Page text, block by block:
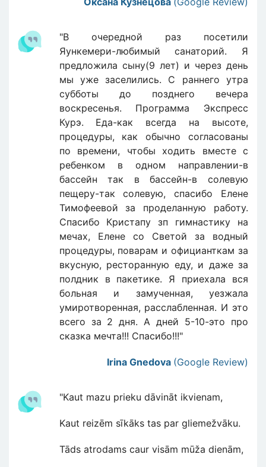
"В очередной раз посетили
Яункемери-любимый санаторий. Я
предложила сыну(9 лет) и через день
мы уже заселились. С раннего утра
субботы до позднего вечера
воскресенья. Программа Экспресс
Курэ. Еда-как всегда на высоте,
процедуры, как обычно согласованы
по времени, чтобы ходить вместе с
ребенком в одном направлении-в
бассейн так в бассейн-в солевую
пещеру-так солевую, спасибо Елене
Тимофеевой за проделанную работу.
Спасибо Кристапу зп гимнастику на
мечах, Елене со Светой за водный
процедуры, поварам и официанткам за
вкусную, ресторанную еду, и даже за
полдник в пакетике. Я приехала вся
больная и замученная, уезжала
умиротворенная, расслабленная. И это
всего за 2 дня. А дней 5-10-это про
сказка мечта!!! Спасибо!!!"
Irina Gnedova (Google Review)
"Kaut mazu prieku dāvināt ikvienam,
Kaut reizēm sīkāks tas par gliemežvāku.
Tāds atrodams caur visām mūža dienām,